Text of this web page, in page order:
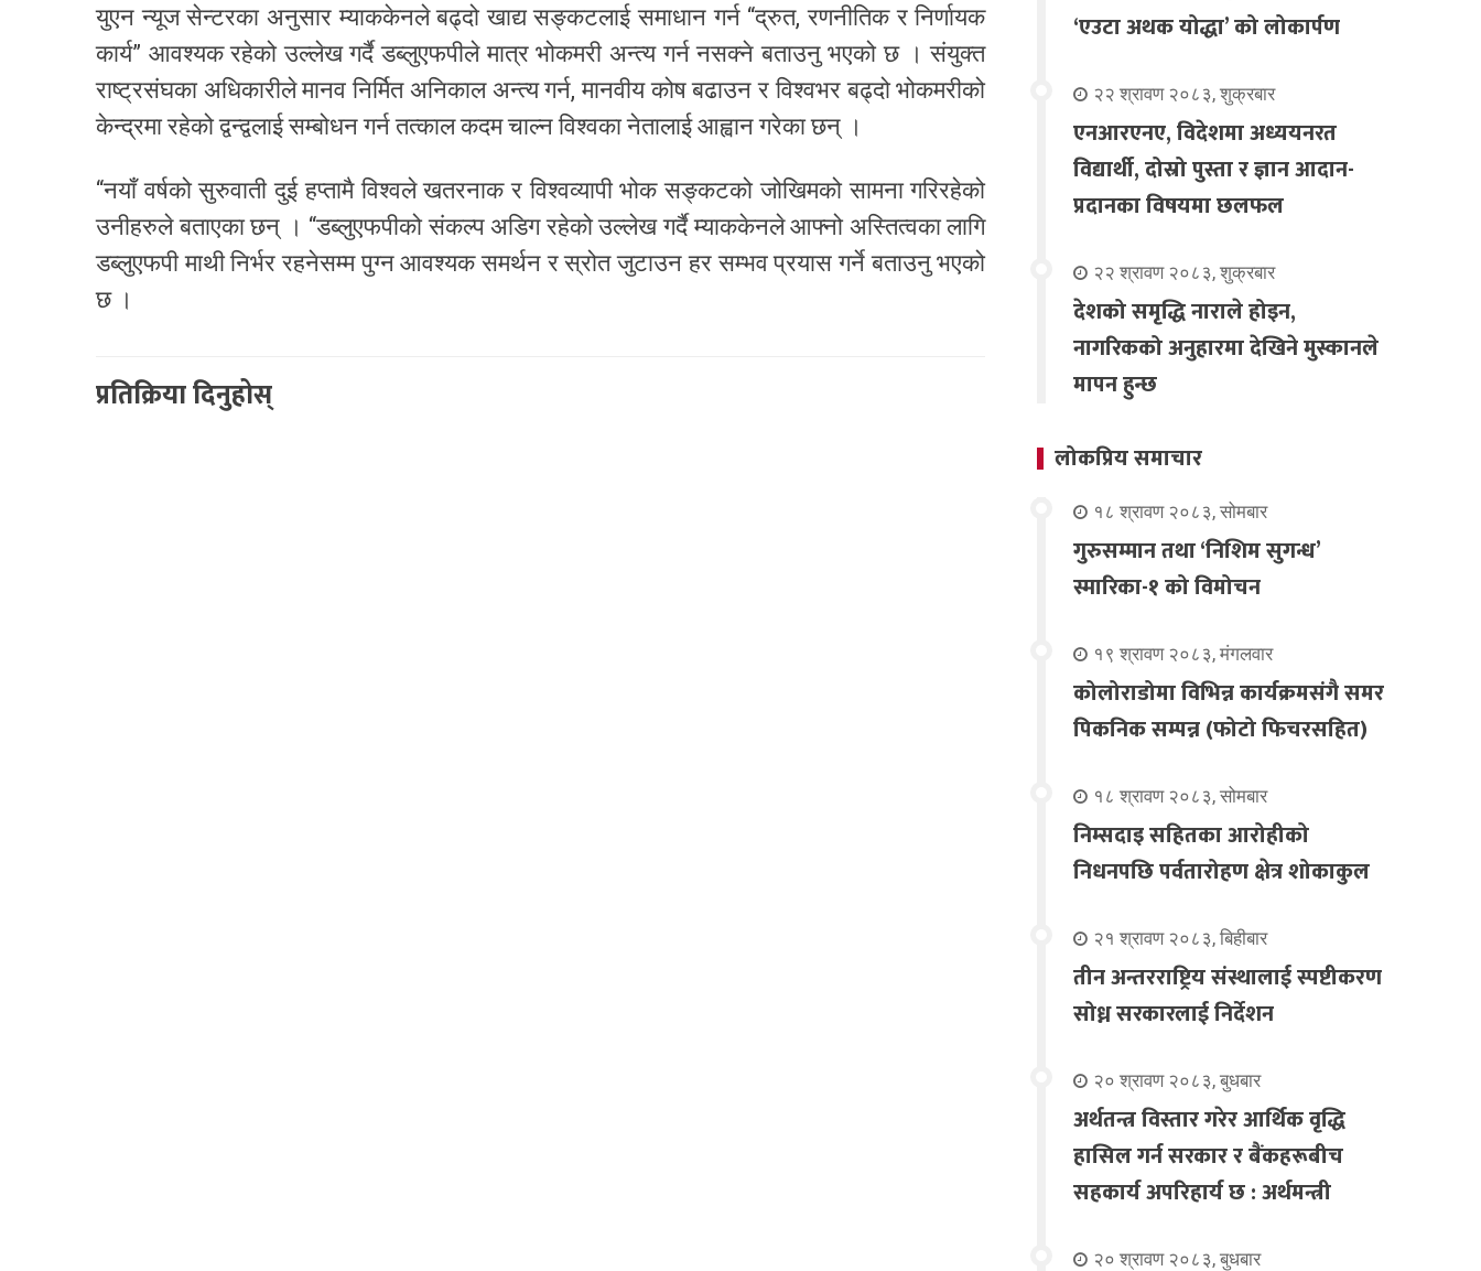
युएन न्यूज सेन्टरका अनुसार म्याककेनले बढ्दो खाद्य सङ्कटलाई समाधान गर्न “द्रुत, रणनीतिक र निर्णायक
कार्य” आवश्यक रहेको उल्लेख गर्दै डब्लुएफपीले मात्र भोकमरी अन्त्य गर्न नसक्ने बताउनु भएको छ । संयुक्त
राष्ट्रसंघका अधिकारीले मानव निर्मित अनिकाल अन्त्य गर्न, मानवीय कोष बढाउन र विश्वभर बढ्दो भोकमरीको
केन्द्रमा रहेको द्वन्द्वलाई सम्बोधन गर्न तत्काल कदम चाल्न विश्वका नेतालाई आह्वान गरेका छन् ।
“नयाँ वर्षको सुरुवाती दुई हप्तामै विश्वले खतरनाक र विश्वव्यापी भोक सङ्कटको जोखिमको सामना गरिरहेको
उनीहरुले बताएका छन् । “डब्लुएफपीको संकल्प अडिग रहेको उल्लेख गर्दै म्याककेनले आफ्नो अस्तित्वका लागि
डब्लुएफपी माथी निर्भर रहनेसम्म पुग्न आवश्यक समर्थन र स्रोत जुटाउन हर सम्भव प्रयास गर्ने बताउनु भएको
छ ।
प्रतिक्रिया दिनुहोस्
‘एउटा अथक योद्धा’ को लोकार्पण
२२ श्रावण २०८३, शुक्रबार
एनआरएनए, विदेशमा अध्ययनरत
विद्यार्थी, दोस्रो पुस्ता र ज्ञान आदान-
प्रदानका विषयमा छलफल
२२ श्रावण २०८३, शुक्रबार
देशको समृद्धि नाराले होइन,
नागरिकको अनुहारमा देखिने मुस्कानले
मापन हुन्छ
लोकप्रिय समाचार
१८ श्रावण २०८३, सोमबार
गुरुसम्मान तथा ‘निशिम सुगन्ध’
स्मारिका-१ को विमोचन
१९ श्रावण २०८३, मंगलवार
कोलोराडोमा विभिन्न कार्यक्रमसंगै समर
पिकनिक सम्पन्न (फोटो फिचरसहित)
१८ श्रावण २०८३, सोमबार
निम्सदाइ सहितका आरोहीको
निधनपछि पर्वतारोहण क्षेत्र शोकाकुल
२१ श्रावण २०८३, बिहीबार
तीन अन्तरराष्ट्रिय संस्थालाई स्पष्टीकरण
सोध्न सरकारलाई निर्देशन
२० श्रावण २०८३, बुधबार
अर्थतन्त्र विस्तार गरेर आर्थिक वृद्धि
हासिल गर्न सरकार र बैंकहरूबीच
सहकार्य अपरिहार्य छ : अर्थमन्त्री
२० श्रावण २०८३, बुधबार